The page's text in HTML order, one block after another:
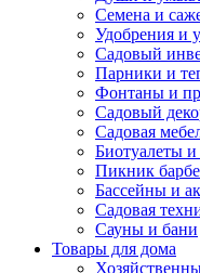
Семена и
Удобрения и
Садовый
Парники и
Фонтаны и
Садовый
Садовая
Биотуалеты и
Пикник
Бассейны и
Садовая
Сауны и бани
Товары для дома